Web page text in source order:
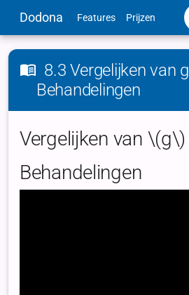
Dodona Features Prijzen
8.3 Vergelijken van g
Behandelingen